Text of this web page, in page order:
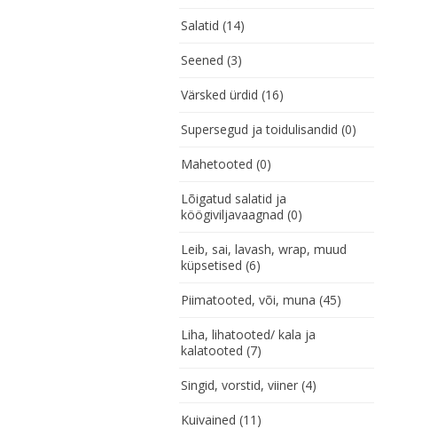
Salatid (14)
Seened (3)
Värsked ürdid (16)
Supersegud ja toidulisandid (0)
Mahetooted (0)
Lõigatud salatid ja
köögiviljavaagnad (0)
Leib, sai, lavash, wrap, muud
küpsetised (6)
Piimatooted, või, muna (45)
Liha, lihatooted/ kala ja
kalatooted (7)
Singid, vorstid, viiner (4)
Kuivained (11)